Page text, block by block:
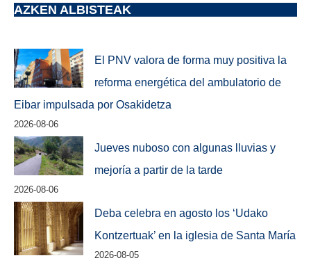
AZKEN ALBISTEAK
El PNV valora de forma muy positiva la
reforma energética del ambulatorio de
Eibar impulsada por Osakidetza
2026-08-06
Jueves nuboso con algunas lluvias y
mejoría a partir de la tarde
2026-08-06
Deba celebra en agosto los ‘Udako
Kontzertuak’ en la iglesia de Santa María
2026-08-05